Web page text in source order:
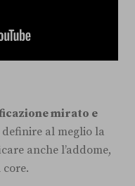
mirato e
al meglio la
anche l’addome,